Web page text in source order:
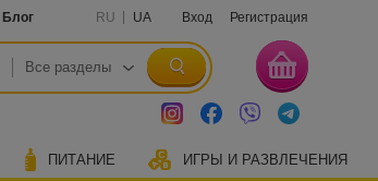
Блог RU UA Вход Регистрация
ПИТАНИЕ ИГРЫ И РАЗВЛЕЧЕНИЯ